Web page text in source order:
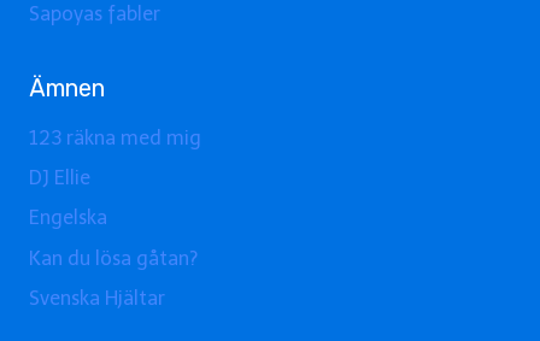
Sapoyas fabler
Ämnen
123 räkna med mig
DJ Ellie
Engelska
Kan du lösa gåtan?
Svenska Hjältar